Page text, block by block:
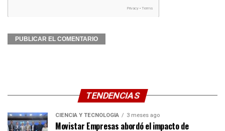
TENDENCIAS
CIENCIA Y TECNOLOGÍA 3 meses ago
Movistar Empresas abordó el impacto de